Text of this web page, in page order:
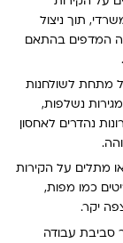
תוך ניצול
המדפים בהתאם
מתחת לשולחנות
נשלפות,
נהדרים לאחסון
מתלים על הקירות
כמו מפות,
יקר.
סביבת עבודה